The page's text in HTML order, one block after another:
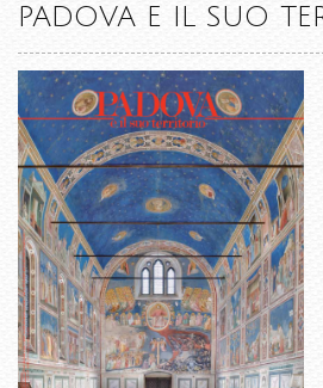
PADOVA E IL SUO